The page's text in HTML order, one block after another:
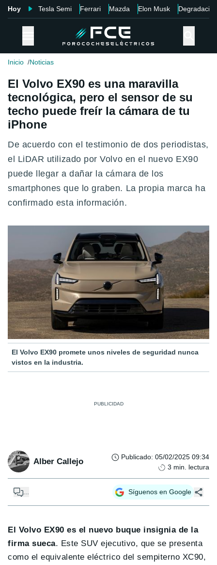
Hoy Tesla Semi Ferrari Mazda Elon Musk Degradación
Inicio Noticias
El Volvo EX90 es una maravilla
tecnológica, pero el sensor de su
techo puede freír la cámara de tu
iPhone
De acuerdo con el testimonio de dos periodistas,
el LiDAR utilizado por Volvo en el nuevo EX90
puede llegar a dañar la cámara de los
smartphones que lo graben. La propia marca ha
confirmado esta información.
El Volvo EX90 promete unos niveles de seguridad nunca
vistos en la industria.
Alber Callejo Publicado: 05/02/2025 09:34
3 min. lectura
... Síguenos en Google
El Volvo EX90 es el nuevo buque insignia de la
firma sueca. Este SUV ejecutivo, que se presenta
como el equivalente eléctrico del sempiterno XC90,